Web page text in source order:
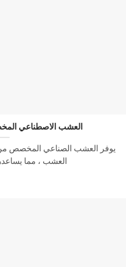
العشب الاصطناعي
العشب ، مما